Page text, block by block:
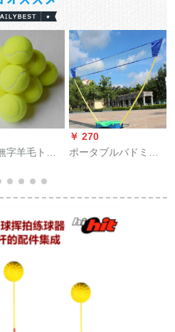
字羊毛トリ
験装備無標3
￥ 270
ポータブルバドミン
きます。バドミント
ンの網柱とバドミン
トンの手すりを取り